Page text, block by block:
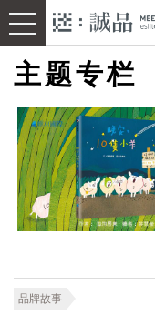
主题专栏
品牌故事